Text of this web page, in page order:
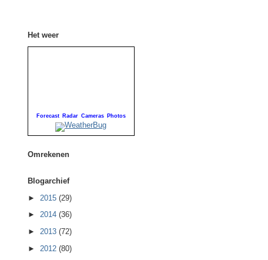
Het weer
Forecast Radar Cameras Photos
Omrekenen
Blogarchief
► 2015 (29)
► 2014 (36)
► 2013 (72)
► 2012 (80)